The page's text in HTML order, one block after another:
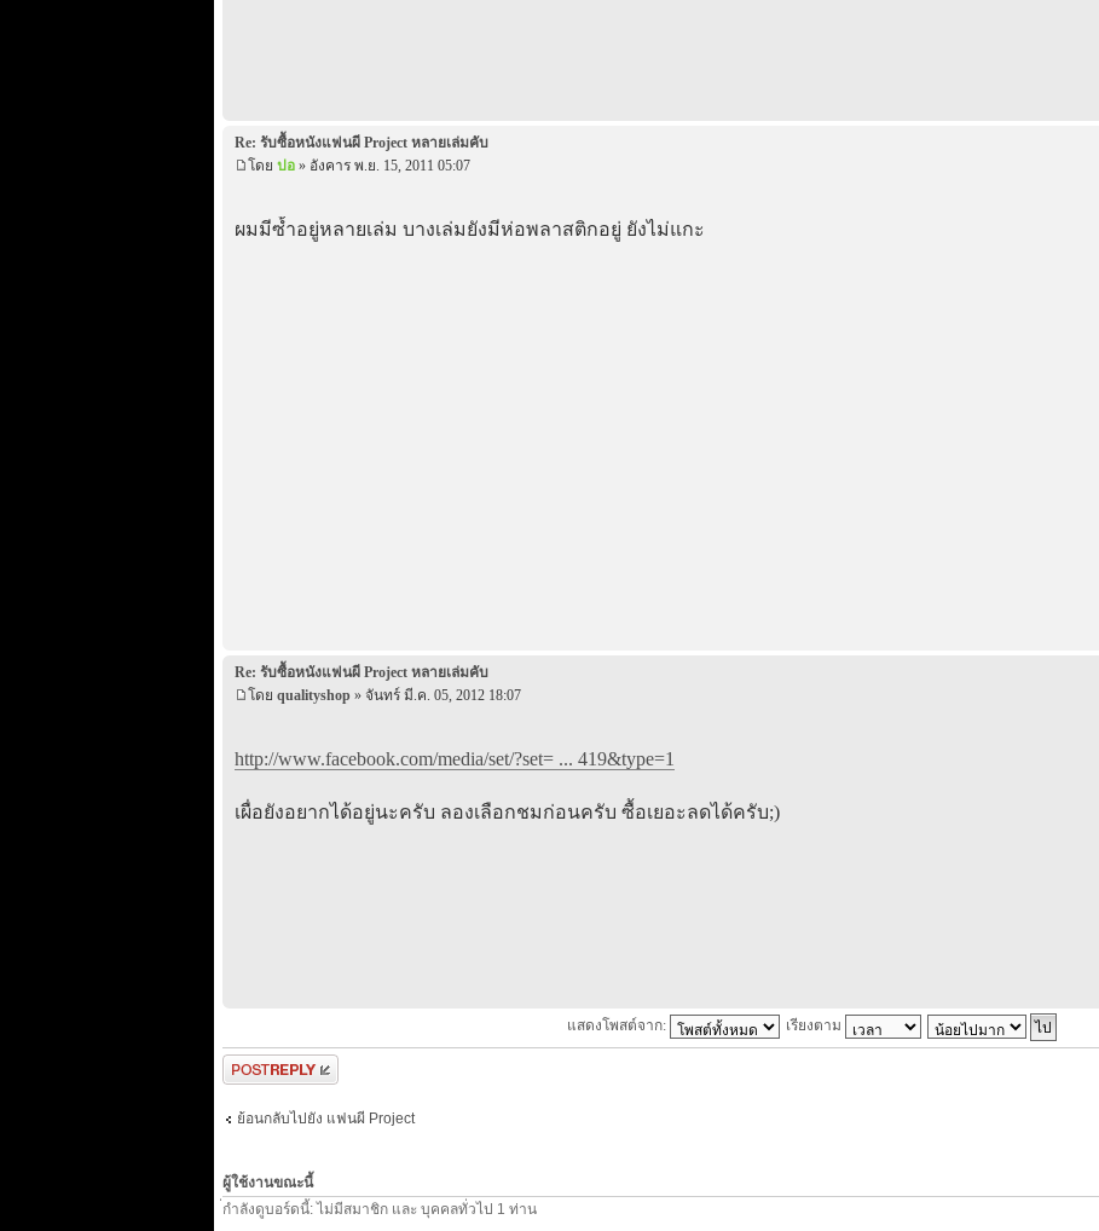
Re: รับซื้อหนังแฟนผี Project หลายเล่มคับ
โดย ปอ» อังคาร พ.ย. 15, 2011 05:07
ผมมีซ้ำอยู่หลายเล่ม บางเล่มยังมีห่อพลาสติกอยู่ ยังไม่แกะ
Re: รับซื้อหนังแฟนผี Project หลายเล่มคับ
โดย qualityshop » จันทร์ มี.ค. 05, 2012 18:07
http://www.facebook.com/media/set/?set= ... 419&type=1
เผื่อยังอยากได้อยู่นะครับ ลองเลือกชมก่อนครับ ซื้อเยอะลดได้ครับ;)
แสดงโพสต์จาก: เรียงตาม
ตอบกระทู้
ย้อนกลับไปยัง แฟนผี Project
ผู้ใช้งานขณะนี้
่กำลังดูบอร์ดนี้: ไม่มีสมาชิก และ บุคคลทั่วไป 1 ท่าน